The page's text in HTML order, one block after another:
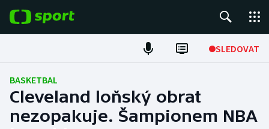
SLEDOVAT
Fotbal
Hokej
BASKETBAL
Cleveland loňský obrat
nezopakuje. Šampionem NBA